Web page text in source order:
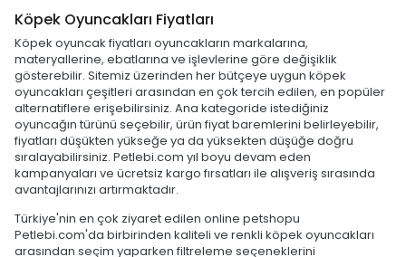
Köpek Oyuncakları Fiyatları
Köpek oyuncak fiyatları oyuncakların markalarına,
materyallerine, ebatlarına ve işlevlerine göre değişiklik
gösterebilir. Sitemiz üzerinden her bütçeye uygun köpek
oyuncakları çeşitleri arasından en çok tercih edilen, en popüler
alternatiflere erişebilirsiniz. Ana kategoride istediğiniz
oyuncağın türünü seçebilir, ürün fiyat baremlerini belirleyebilir,
fiyatları düşükten yükseğe ya da yüksekten düşüğe doğru
sıralayabilirsiniz. Petlebi.com yıl boyu devam eden
kampanyaları ve ücretsiz kargo fırsatları ile alışveriş sırasında
avantajlarınızı artırmaktadır.
Türkiye'nin en çok ziyaret edilen online petshopu
Petlebi.com'da birbirinden kaliteli ve renkli köpek oyuncakları
arasından seçim yaparken filtreleme seçeneklerini